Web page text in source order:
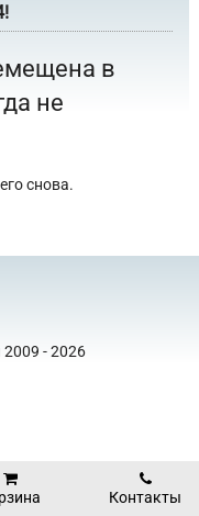
в
не
снова.
2009 - 2026
Контакты